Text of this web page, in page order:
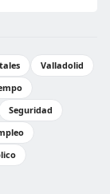
Valladolid
Seguridad